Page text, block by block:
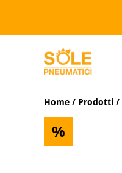
Home / Prodotti /
%